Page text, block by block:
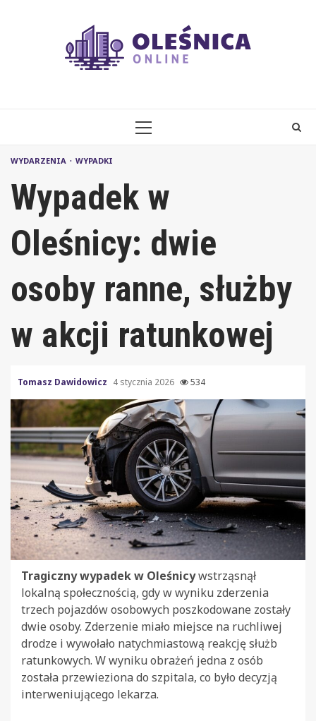
PRIMARY
WYDARZENIA WYPADKI
Wypadek w
Oleśnicy: dwie
osoby ranne, służby
w akcji ratunkowej
Tomasz Dawidowicz 4 stycznia 2026 534
Tragiczny wypadek w Oleśnicywstrząsnął
lokalną społecznością, gdy w wyniku zderzenia
trzech pojazdów osobowych poszkodowane zostały
dwie osoby. Zderzenie miało miejsce na ruchliwej
drodze i wywołało natychmiastową reakcję służb
ratunkowych. W wyniku obrażeń jedna z osób
została przewieziona do szpitala, co było decyzją
interweniującego lekarza.